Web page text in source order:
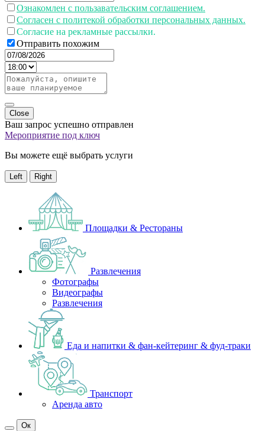
Ознакомлен с пользавательским соглашением.
Согласен с политекой обработки персональных данных.
Согласие на рекламные рассылки.
Отправить похожим
Close
Ваш запрос успешно отправлен
Мероприятие под ключ
Вы можете ещё выбрать услуги
Left Right
Площадки & Рестораны
Развлечения
Фотографы
Видеографы
Развлечения
Еда и напитки & фан-кейтеринг & фуд-траки
Транспорт
Аренда авто
Ок